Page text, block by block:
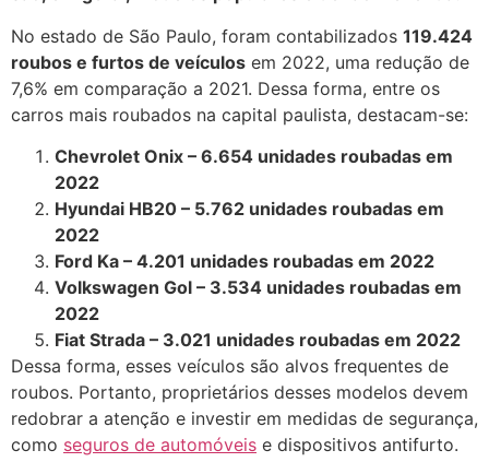
No estado de São Paulo, foram contabilizados 119.424
roubos e furtos de veículos em 2022, uma redução de
7,6% em comparação a 2021. Dessa forma, entre os
carros mais roubados na capital paulista, destacam-se:
Chevrolet Onix – 6.654 unidades roubadas em
2022
Hyundai HB20 – 5.762 unidades roubadas em
2022
Ford Ka – 4.201 unidades roubadas em 2022
Volkswagen Gol – 3.534 unidades roubadas em
2022
Fiat Strada – 3.021 unidades roubadas em 2022
Dessa forma, esses veículos são alvos frequentes de
roubos. Portanto, proprietários desses modelos devem
redobrar a atenção e investir em medidas de segurança,
como seguros de automóveis e dispositivos antifurto.